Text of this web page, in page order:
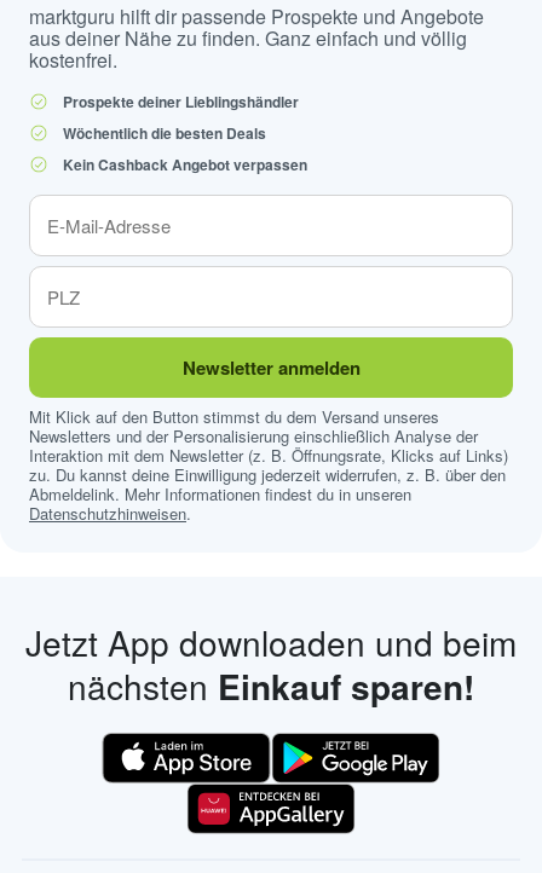
marktguru hilft dir passende Prospekte und Angebote
aus deiner Nähe zu finden. Ganz einfach und völlig
kostenfrei.
Prospekte deiner Lieblingshändler
Wöchentlich die besten Deals
Kein Cashback Angebot verpassen
Newsletter anmelden
Mit Klick auf den Button stimmst du dem Versand unseres
Newsletters und der Personalisierung einschließlich Analyse der
Interaktion mit dem Newsletter (z. B. Öffnungsrate, Klicks auf Links)
zu. Du kannst deine Einwilligung jederzeit widerrufen, z. B. über den
Abmeldelink. Mehr Informationen findest du in unseren
Datenschutzhinweisen.
Jetzt App downloaden und beim
nächsten Einkauf sparen!